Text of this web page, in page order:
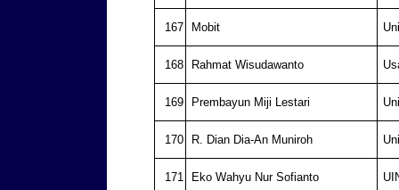
167 Mobit
168 Rahmat Wisudawanto
169 Prembayun Miji Lestari
170 R. Dian Dia-An Muniroh
171 Eko Wahyu Nur Sofianto